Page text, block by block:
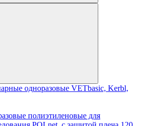
одноразовые VETbasic, Kerbl,